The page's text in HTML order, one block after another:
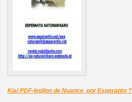
Kial PDF-legilon de Nuance por Esperanto ?